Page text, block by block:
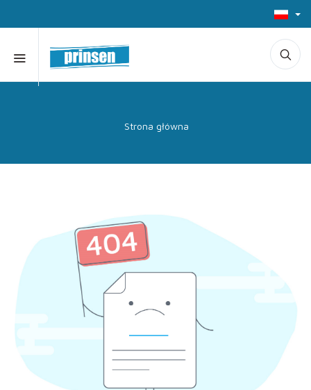
Strona główna